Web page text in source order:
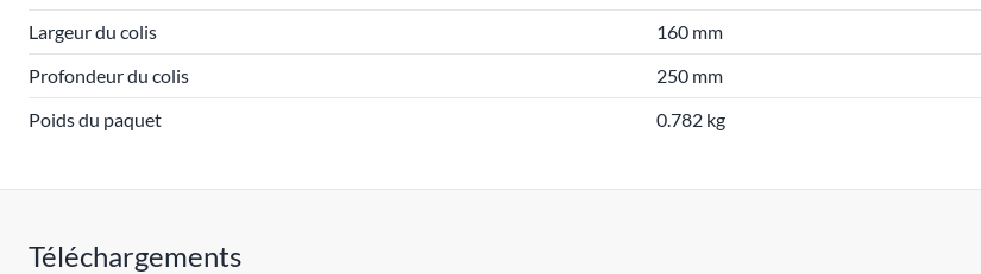
Largeur du colis
160 mm
Profondeur du colis
250 mm
Poids du paquet
0.782 kg
Téléchargements